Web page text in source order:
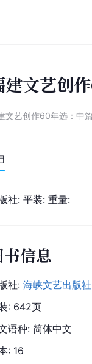
建文艺创
文艺创作60年选：中
社: 平装: 重量:
书信息
社: 海峡文艺出版社
: 642页
语种: 简体中文
: 16